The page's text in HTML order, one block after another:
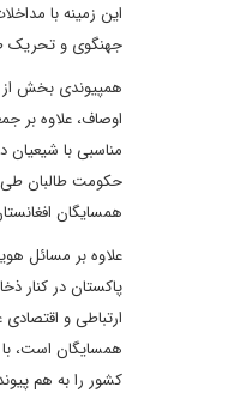
این زمینه با
جهنگوی و تحریک
همپیوندی بخش از
مناسبی با شیعیان
همسایگان
علاوه بر مسائل
پاکستان در کنار
ارتباطی و
همسایگان است، با
کشور را به هم